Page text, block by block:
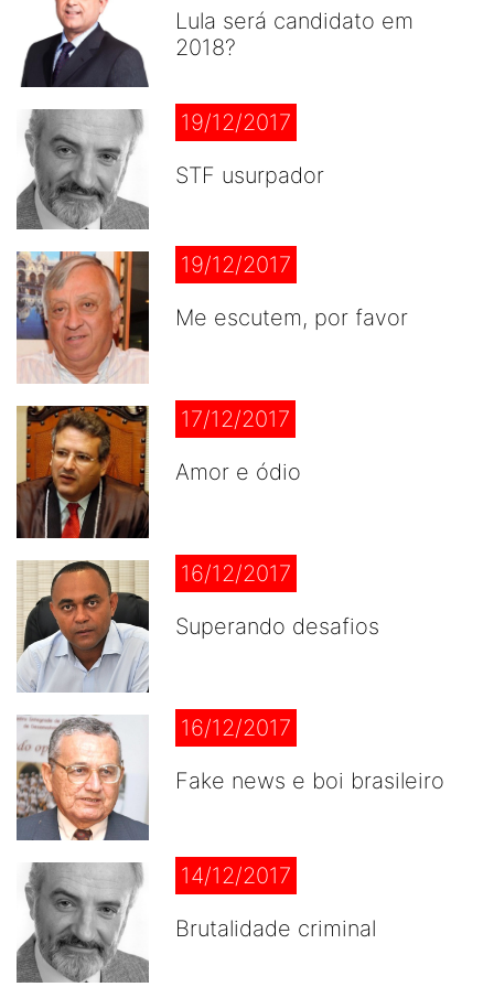
Lula será candidato em
2018?
19/12/2017
STF usurpador
19/12/2017
Me escutem, por favor
17/12/2017
Amor e ódio
16/12/2017
Superando desafios
16/12/2017
Fake news e boi brasileiro
14/12/2017
Brutalidade criminal